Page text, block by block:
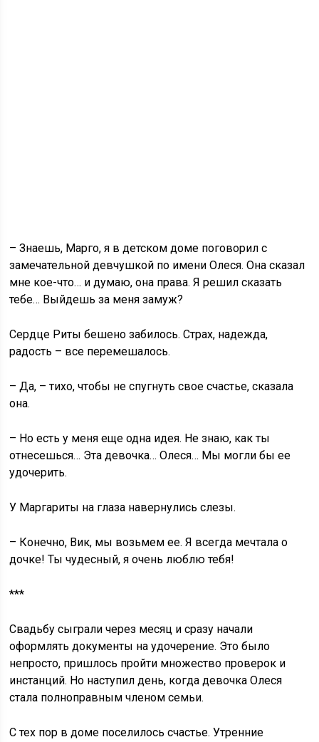
– Знаешь, Марго, я в детском доме поговорил с
замечательной девчушкой по имени Олеся. Она сказал
мне кое-что… и думаю, она права. Я решил сказать
тебе… Выйдешь за меня замуж?
Сердце Риты бешено забилось. Страх, надежда,
радость – все перемешалось.
– Да, – тихо, чтобы не спугнуть свое счастье, сказала
она.
– Но есть у меня еще одна идея. Не знаю, как ты
отнесешься… Эта девочка… Олеся… Мы могли бы ее
удочерить.
У Маргариты на глаза навернулись слезы.
– Конечно, Вик, мы возьмем ее. Я всегда мечтала о
дочке! Ты чудесный, я очень люблю тебя!
***
Свадьбу сыграли через месяц и сразу начали
оформлять документы на удочерение. Это было
непросто, пришлось пройти множество проверок и
инстанций. Но наступил день, когда девочка Олеся
стала полноправным членом семьи.
С тех пор в доме поселилось счастье. Утренние